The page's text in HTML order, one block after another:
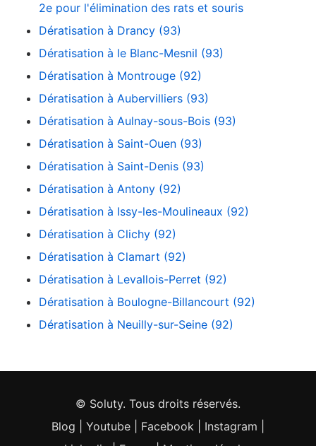
2e pour l'élimination des rats et souris
Dératisation à Drancy (93)
Dératisation à le Blanc-Mesnil (93)
Dératisation à Montrouge (92)
Dératisation à Aubervilliers (93)
Dératisation à Aulnay-sous-Bois (93)
Dératisation à Saint-Ouen (93)
Dératisation à Saint-Denis (93)
Dératisation à Antony (92)
Dératisation à Issy-les-Moulineaux (92)
Dératisation à Clichy (92)
Dératisation à Clamart (92)
Dératisation à Levallois-Perret (92)
Dératisation à Boulogne-Billancourt (92)
Dératisation à Neuilly-sur-Seine (92)
© Soluty. Tous droits réservés.
Blog
Youtube Facebook Instagram